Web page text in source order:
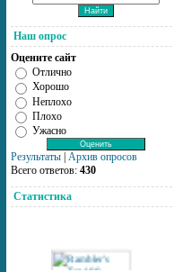
Наш опрос
Оцените сайт
Отлично
Хорошо
Неплохо
Плохо
Ужасно
Результаты Архив опросов
Всего ответов: 430
Статистика